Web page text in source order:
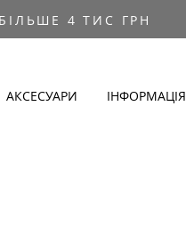
4 ТИС ГРН
АКСЕСУАРИ ІНФОРМАЦІЯ